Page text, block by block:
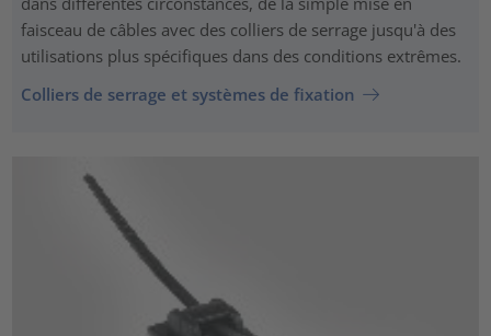
faisceau de câbles avec des colliers de serrage jusqu'à des
utilisations plus spécifiques dans des conditions extrêmes.
Colliers de serrage et systèmes de fixation